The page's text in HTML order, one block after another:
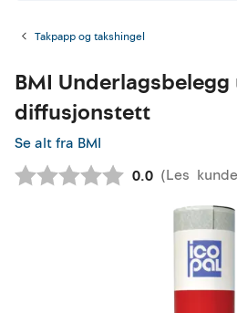
Takpapp og takshingel
BMI Underlagsbelegg
diffusjonstett
Se alt fra BMI
0.0 (Les